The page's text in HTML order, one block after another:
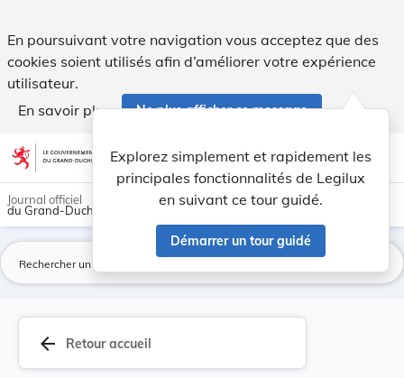
En poursuivant votre navigation vous acceptez que des
cookies soient utilisés afin d’améliorer votre expérience
utilisateur.
En savoir plus
Ne plus afficher ce message
Aller au contenu account_circle help Aide
Explorez simplement et rapidement les
principales fonctionnalités de Legilux
en suivant ce tour guidé.
Démarrer un tour guidé
light_mode dark_mode
Journal officiel
du Grand-Duché de Luxembourg
arrow_back Retour accueil